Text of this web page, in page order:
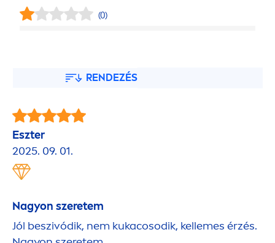
(0)
RENDEZÉS
Eszter
2025. 09. 01.
Nagyon szeretem
Jól beszivódik, nem kukacosodik, kellemes érzés.